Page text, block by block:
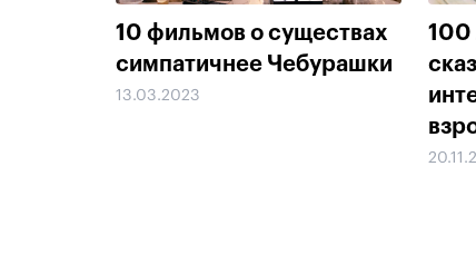
10 фильмов о существах
симпатичнее Чебурашки
13.03.2023
100